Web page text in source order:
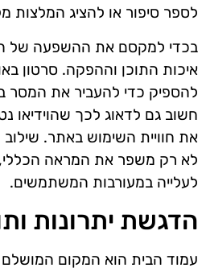
לספר סיפור או להציג המלצות
בכדי למקסם את ההשפעה של
להספיק כדי להעביר את המסר
חשוב גם לדאוג לכך שהוידיאו
את חוויית השימוש באתר. שילוב
לא רק משפר את המראה הכללי,
לעלייה במעורבות המשתמשים.
הדגשת יתרונות
עמוד הבית הוא המקום המושלם